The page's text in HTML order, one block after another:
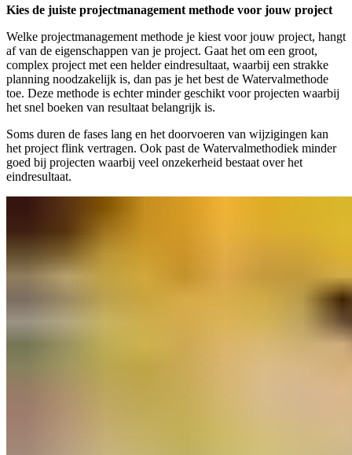
Kies de juiste projectmanagement methode voor jouw project
Welke projectmanagement methode je kiest voor jouw project, hangt
af van de eigenschappen van je project. Gaat het om een groot,
complex project met een helder eindresultaat, waarbij een strakke
planning noodzakelijk is, dan pas je het best de Watervalmethode
toe. Deze methode is echter minder geschikt voor projecten waarbij
het snel boeken van resultaat belangrijk is.
Soms duren de fases lang en het doorvoeren van wijzigingen kan
het project flink vertragen. Ook past de Watervalmethodiek minder
goed bij projecten waarbij veel onzekerheid bestaat over het
eindresultaat.